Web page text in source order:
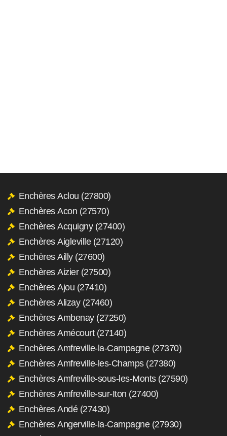
Enchères Aclou (27800)
Enchères Acon (27570)
Enchères Acquigny (27400)
Enchères Aigleville (27120)
Enchères Ailly (27600)
Enchères Aizier (27500)
Enchères Ajou (27410)
Enchères Alizay (27460)
Enchères Ambenay (27250)
Enchères Amécourt (27140)
Enchères Amfreville-la-Campagne (27370)
Enchères Amfreville-les-Champs (27380)
Enchères Amfreville-sous-les-Monts (27590)
Enchères Amfreville-sur-Iton (27400)
Enchères Andé (27430)
Enchères Angerville-la-Campagne (27930)